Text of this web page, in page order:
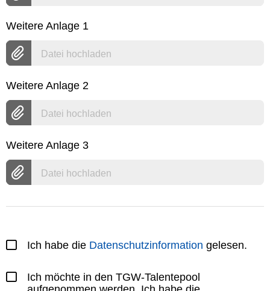
Weitere Anlage 1
Datei hochladen
Weitere Anlage 2
Datei hochladen
Weitere Anlage 3
Datei hochladen
Ich habe die Datenschutzinformation gelesen.
Ich möchte in den TGW-Talentepool